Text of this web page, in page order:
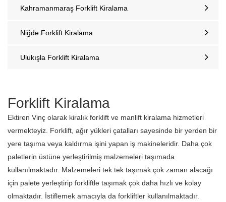
Kahramanmaraş Forklift Kiralama
Niğde Forklift Kiralama
Ulukışla Forklift Kiralama
Forklift Kiralama
Ektiren Vinç olarak kiralık forklift ve manlift kiralama hizmetleri
vermekteyiz. Forklift, ağır yükleri çatalları sayesinde bir yerden bir
yere taşıma veya kaldırma işini yapan iş makineleridir. Daha çok
paletlerin üstüne yerleştirilmiş malzemeleri taşımada
kullanılmaktadır. Malzemeleri tek tek taşımak çok zaman alacağı
için palete yerleştirip forkliftle taşımak çok daha hızlı ve kolay
olmaktadır. İstiflemek amacıyla da forkliftler kullanılmaktadır.